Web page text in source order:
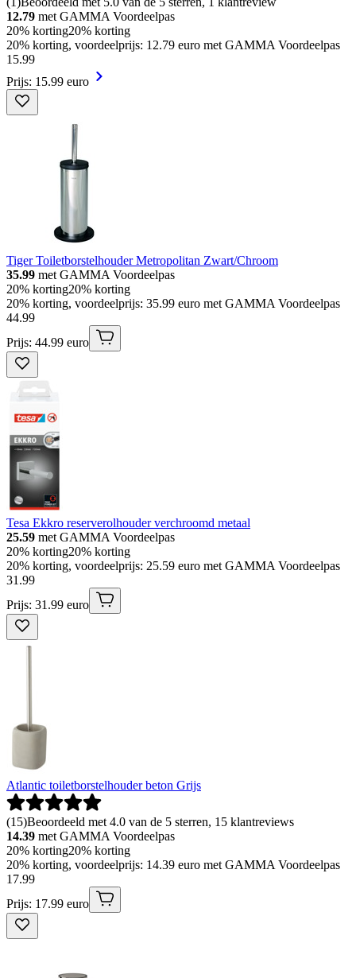
12.79 met GAMMA Voordeelpas
20% korting20% korting
20% korting, voordeelprijs: 12.79 euro met GAMMA Voordeelpas
15.99
Prijs: 15.99 euro
Tiger Toiletborstelhouder Metropolitan Zwart/Chroom
35.99 met GAMMA Voordeelpas
20% korting20% korting
20% korting, voordeelprijs: 35.99 euro met GAMMA Voordeelpas
44.99
Prijs: 44.99 euro
Tesa Ekkro reserverolhouder verchroomd metaal
25.59 met GAMMA Voordeelpas
20% korting20% korting
20% korting, voordeelprijs: 25.59 euro met GAMMA Voordeelpas
31 .99
Prijs: 31.99 euro
Atlantic toiletborstelhouder beton Grijs
(15)Beoordeeld met 4.0 van de 5 sterren, 15 klantreviews
14.39 met GAMMA Voordeelpas
20% korting20% korting
20% korting, voordeelprijs: 14.39 euro met GAMMA Voordeelpas
17.99
Prijs: 17.99 euro